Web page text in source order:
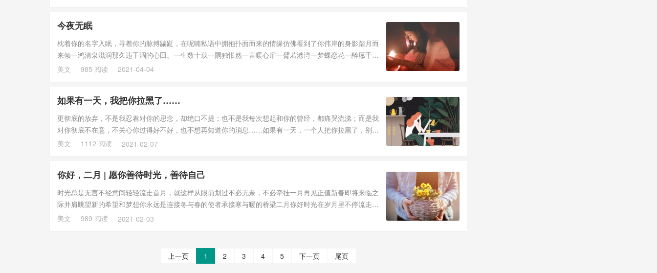
今夜无眠
枕着你的名字入眠，寻着你的脉搏蹁跹，在呢喃私语中拥抱扑面而来的情缘仿佛看到了你伟岸的身影踏月而
来倾一鸿清泉滋润那久违干涸的心田。一生数十载一隅独怅然一言暖心扉一臂若港湾一梦蝶恋花一醉愿千年
静谧的夜晚时...
美文 985 阅读 2021-04-04
如果有一天，我把你拉黑了……
更彻底的放弃，不是我忍着对你的思念，却绝口不提；也不是我每次想起和你的曾经，都痛哭流涕；而是我
对你彻底不在意，不关心你过得好不好，也不想再知道你的消息……如果有一天，一个人把你拉黑了，别惊
讶，她只是真...
美文 1112 阅读 2021-02-07
你好，二月 | 愿你善待时光，善待自己
时光总是无言不经意间轻轻流走首月，就这样从眼前划过不必无奈，不必牵挂一月再见正值新春即将来临之
际并肩眺望新的希望和梦想你永远是连接冬与春的使者承接寒与暖的桥梁二月你好时光在岁月里不停流走日
子在航程中迈...
美文 989 阅读 2021-02-03
上一页 1 2 3 4 5 下一页 尾页